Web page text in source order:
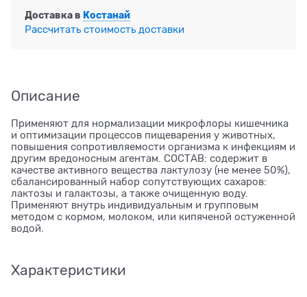
Доставка в Костанай
Рассчитать стоимость доставки
Описание
Применяют для нормализации микрофлоры кишечника
и оптимизации процессов пищеварения у животных,
повышения сопротивляемости организма к инфекциям и
другим вредоносным агентам. СОСТАВ: содержит в
качестве активного вещества лактулозу (не менее 50%),
сбалансированный набор сопутствующих сахаров:
лактозы и галактозы, а также очищенную воду.
Применяют внутрь индивидуальным и групповым
методом с кормом, молоком, или кипяченой остуженной
водой.
Характеристики